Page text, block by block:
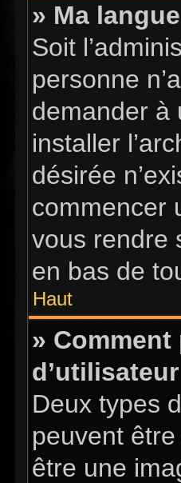
» Ma
Soit
personne
demander à
installer
désirée
commencer
vous rendre
en bas de
Haut
»
Deux types
peuvent être
être une